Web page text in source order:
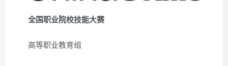
全国职业院校技能大赛
高等职业教育组